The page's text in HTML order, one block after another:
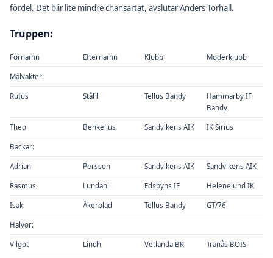
fördel. Det blir lite mindre chansartat, avslutar Anders Torhall.
Truppen:
Förnamn Efternamn Klubb Moderklubb
Målvakter:
Rufus Ståhl Tellus Bandy
Hammarby IF
Bandy
Theo Benkelius Sandvikens AIK IK Sirius
Backar:
Adrian Persson Sandvikens AIK Sandvikens AIK
Rasmus Lundahl Edsbyns IF Helenelund IK
Isak Åkerblad Tellus Bandy GT/76
Halvor:
Vilgot Lindh Vetlanda BK Tranås BOIS